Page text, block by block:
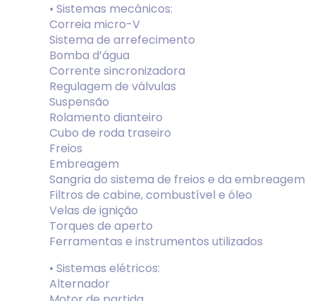
• Sistemas mecânicos:
Correia micro-V
Sistema de arrefecimento
Bomba d’água
Corrente sincronizadora
Regulagem de válvulas
Suspensão
Rolamento dianteiro
Cubo de roda traseiro
Freios
Embreagem
Sangria do sistema de freios e da embreagem
Filtros de cabine, combustível e óleo
Velas de ignição
Torques de aperto
Ferramentas e instrumentos utilizados
• Sistemas elétricos:
Alternador